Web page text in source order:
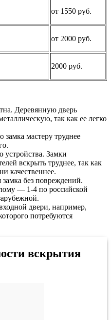
от 1550 руб.
от 2000 руб.
2000 руб.
Деревянную дверь
так как ее легко
замка мастеру труднее
устройства. Замки
вскрыть труднее, так как
качественнее.
без повреждений.
— 1-4 по российской
двери, например,
потребуются
вскрытия